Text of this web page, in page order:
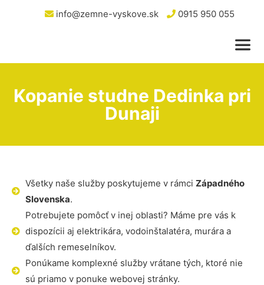
info@zemne-vyskove.sk 0915 950 055
Kopanie studne Dedinka pri
Dunaji
Všetky naše služby poskytujeme v rámci Západného
Slovenska.
Potrebujete pomôcť v inej oblasti? Máme pre vás k
dispozícii aj elektrikára, vodoinštalatéra, murára a
ďalších remeselníkov.
Ponúkame komplexné služby vrátane tých, ktoré nie
sú priamo v ponuke webovej stránky.